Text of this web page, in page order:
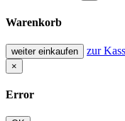
Warenkorb
weiter einkaufen zur
×
Error